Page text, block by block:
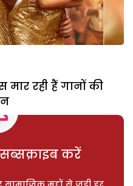
मार रही हैं गानों की
करें